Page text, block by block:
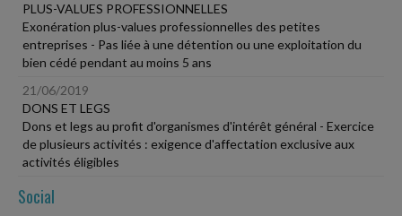
PLUS-VALUES PROFESSIONNELLES
Exonération plus-values professionnelles des petites
entreprises - Pas liée à une détention ou une exploitation du
bien cédé pendant au moins 5 ans
21/06/2019
DONS ET LEGS
Dons et legs au profit d'organismes d'intérêt général - Exercice
de plusieurs activités : exigence d'affectation exclusive aux
activités éligibles
Social